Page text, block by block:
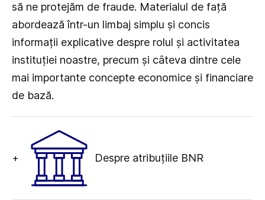
să ne protejăm de fraude. Materialul de față
abordează într-un limbaj simplu și concis
informații explicative despre rolul și activitatea
instituției noastre, precum și câteva dintre cele
mai importante concepte economice și financiare
de bază.
+ Despre atribuțiile BNR